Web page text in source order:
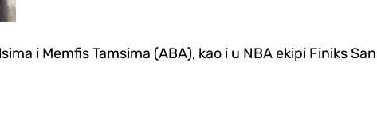
i Memfis Tamsima (ABA), kao i u NBA ekipi Finiks